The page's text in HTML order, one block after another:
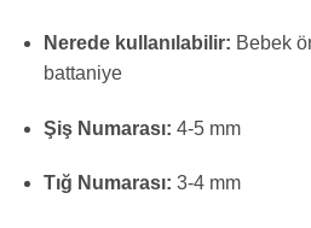
Nerede kullanılabilir: Bebek
battaniye
Şiş Numarası: 4-5 mm
Tığ Numarası: 3-4 mm